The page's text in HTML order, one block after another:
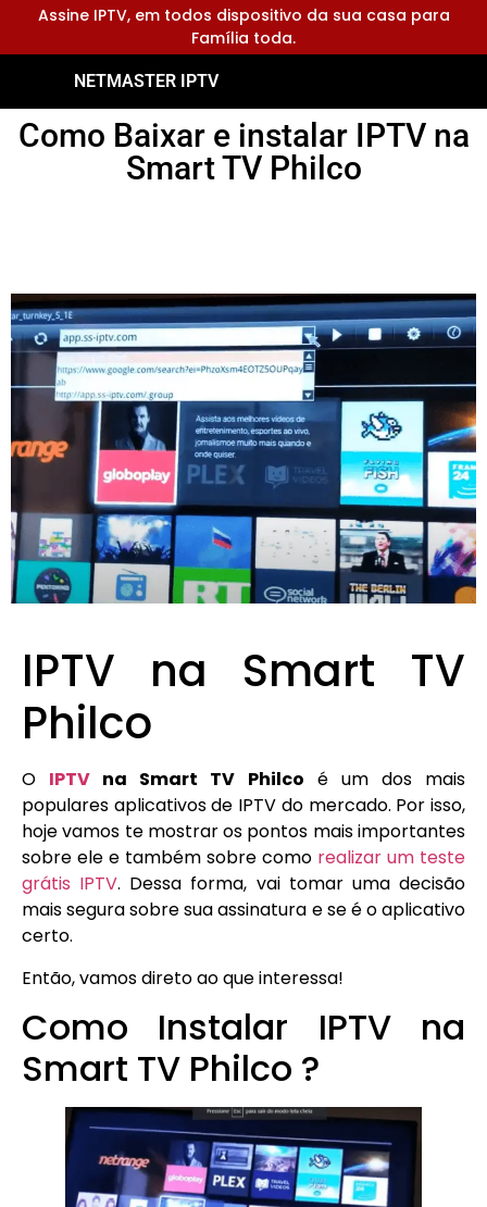
Assine IPTV, em todos dispositivo da sua casa para
Família toda.
NETMASTER IPTV
Como Baixar e instalar IPTV na
Smart TV Philco
IPTV na Smart TV
Philco
O IPTV na Smart TV Philco é um dos mais
populares aplicativos de IPTV do mercado. Por isso,
hoje vamos te mostrar os pontos mais importantes
sobre ele e também sobre como realizar um teste
grátis IPTV. Dessa forma, vai tomar uma decisão
mais segura sobre sua assinatura e se é o aplicativo
certo.
Então, vamos direto ao que interessa!
Como Instalar IPTV na
Smart TV Philco ?